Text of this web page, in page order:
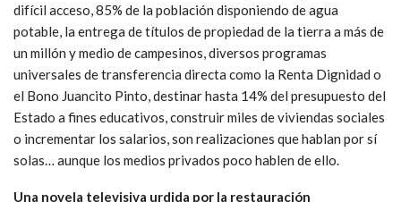
difícil acceso, 85% de la población disponiendo de agua
potable, la entrega de títulos de propiedad de la tierra a más de
un millón y medio de campesinos, diversos programas
universales de transferencia directa como la Renta Dignidad o
el Bono Juancito Pinto, destinar hasta 14% del presupuesto del
Estado a fines educativos, construir miles de viviendas sociales
o incrementar los salarios, son realizaciones que hablan por sí
solas… aunque los medios privados poco hablen de ello.
Una novela televisiva urdida por la restauración